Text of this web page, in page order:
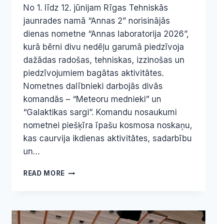
No 1. līdz 12. jūnijam Rīgas Tehniskās
jaunrades namā “Annas 2” norisinājās
dienas nometne “Annas laboratorija 2026”,
kurā bērni divu nedēļu garumā piedzīvoja
dažādas radošas, tehniskas, izzinošas un
piedzīvojumiem bagātas aktivitātes.
Nometnes dalībnieki darbojās divās
komandās – “Meteoru mednieki” un
“Galaktikas sargi”. Komandu nosaukumi
nometnei piešķīra īpašu kosmosa noskaņu,
kas caurvija ikdienas aktivitātes, sadarbību
un…
READ MORE AIZVADĪTA
NOMETNE
“ANNAS